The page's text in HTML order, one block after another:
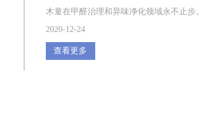
木童在甲醛治理和异味净化领域永不止步。
2020-12-24
查看更多